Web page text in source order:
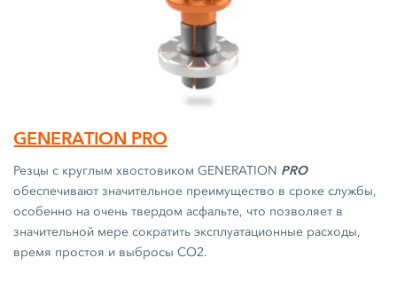
GENERATION PRO
Резцы с круглым хвостовиком GENERATION PRO
обеспечивают значительное преимущество в сроке службы,
особенно на очень твердом асфальте, что позволяет в
значительной мере сократить эксплуатационные расходы,
время простоя и выбросы CO2.